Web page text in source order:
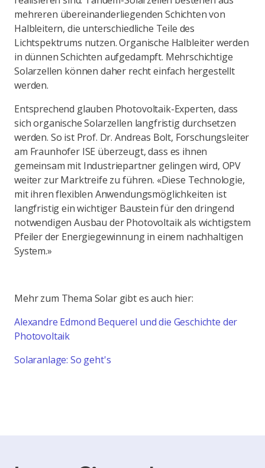
mehreren übereinanderliegenden Schichten von
Halbleitern, die unterschiedliche Teile des
Lichtspektrums nutzen. Organische Halbleiter werden
in dünnen Schichten aufgedampft. Mehrschichtige
Solarzellen können daher recht einfach hergestellt
werden.
Entsprechend glauben Photovoltaik-Experten, dass
sich organische Solarzellen langfristig durchsetzen
werden. So ist Prof. Dr. Andreas Bolt, Forschungsleiter
am Fraunhofer ISE überzeugt, dass es ihnen
gemeinsam mit Industriepartner gelingen wird, OPV
weiter zur Marktreife zu führen. «Diese Technologie,
mit ihren flexiblen Anwendungsmöglichkeiten ist
langfristig ein wichtiger Baustein für den dringend
notwendigen Ausbau der Photovoltaik als wichtigstem
Pfeiler der Energiegewinnung in einem nachhaltigen
System.»
Mehr zum Thema Solar gibt es auch hier:
Alexandre Edmond Bequerel und die Geschichte der
Photovoltaik
Solaranlage: So geht's